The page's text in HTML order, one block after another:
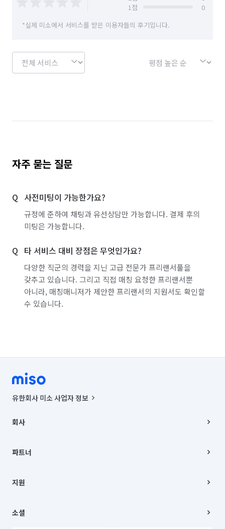
1점
0
*실제 미소에서 서비스를 받은 이용자들의 후기입니다.
자주 묻는 질문
사전미팅이 가능한가요?
규정에 준하여 채팅과 유선상담만 가능합니다. 결제 후의
미팅은 가능합니다.
타 서비스 대비 장점은 무엇인가요?
다양한 직군의 경력을 지닌 고급 전문가 프리랜서풀을
갖추고 있습니다. 그리고 직접 매칭 요청한 프리랜서뿐
아니라, 매칭매니저가 제안한 프리랜서의 지원서도 확인할
수 있습니다.
유한회사 미소 사업자 정보
00019 |
주소 | 본사: 서울특별시 종로구 율곡로 6(중학동, 트윈트리빌딩) B동 5층
컨택센터 : 서울특별시 종로구 수송동 율곡로 24, 7층, 8층 미소
상품, 상품정보, 거래에 관한 의무와 책임은 거래당사자에게 있습니다.
언론 보도 관련 문의:
© 유한회사 미소. Miso, Inc. All Rights Reserved.
회사
채용
파트너
이사
지원
이용약관
소셜